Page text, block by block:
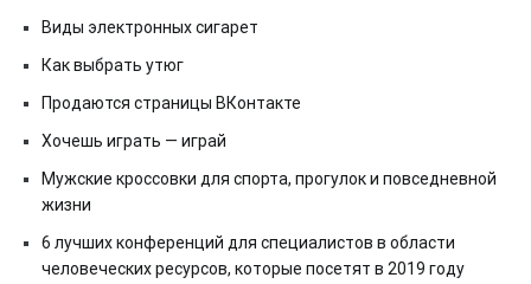
Виды электронных сигарет
Как выбрать утюг
Продаются страницы ВКонтакте
Хочешь играть — играй
Мужские кроссовки для спорта, прогулок и повседневной
жизни
6 лучших конференций для специалистов в области
человеческих ресурсов, которые посетят в 2019 году